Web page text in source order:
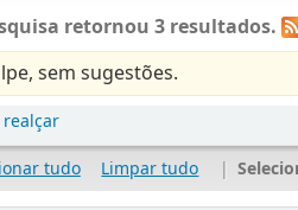
retornou 3 resultados.
sem sugestões.
realçar
tudo
Limpar tudo |